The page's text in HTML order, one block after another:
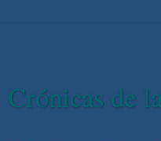
Crónicas de